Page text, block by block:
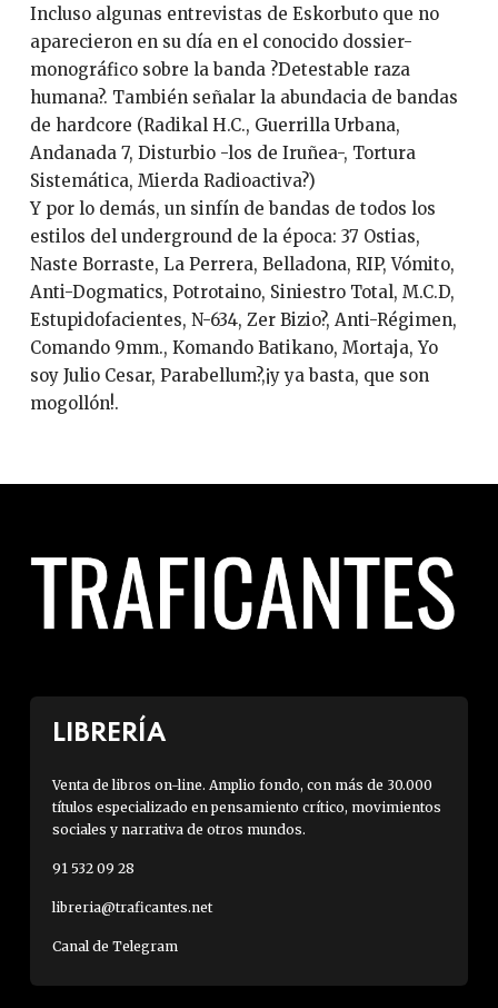
Incluso algunas entrevistas de Eskorbuto que no
aparecieron en su día en el conocido dossier-
monográfico sobre la banda ?Detestable raza
humana?. También señalar la abundacia de bandas
de hardcore (Radikal H.C., Guerrilla Urbana,
Andanada 7, Disturbio -los de Iruñea-, Tortura
Sistemática, Mierda Radioactiva?)
Y por lo demás, un sinfín de bandas de todos los
estilos del underground de la época: 37 Ostias,
Naste Borraste, La Perrera, Belladona, RIP, Vómito,
Anti-Dogmatics, Potrotaino, Siniestro Total, M.C.D,
Estupidofacientes, N-634, Zer Bizio?, Anti-Régimen,
Comando 9mm., Komando Batikano, Mortaja, Yo
soy Julio Cesar, Parabellum?,¡y ya basta, que son
mogollón!.
LIBRERÍA
Venta de libros on-line. Amplio fondo, con más de 30.000
títulos especializado en pensamiento crítico, movimientos
sociales y narrativa de otros mundos.
91 532 09 28
libreria@traficantes.net
Canal de Telegram